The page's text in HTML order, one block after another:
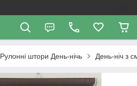
Рулоннi штори День-нiчь День-ніч з